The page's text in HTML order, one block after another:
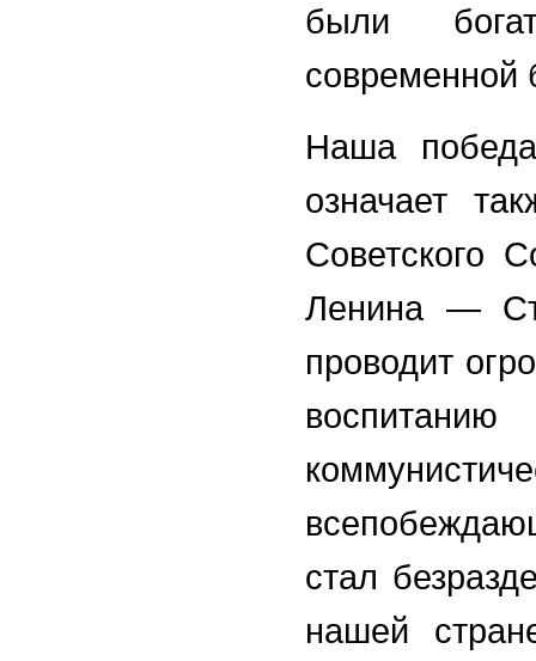
были
современной
Наша
означает
Советского
Ленина —
проводит
стал
нашей